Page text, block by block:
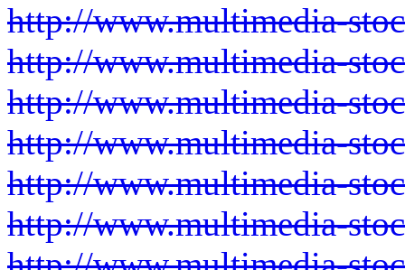
http://www.multimedia-
http://www.multimedia-
http://www.multimedia-
http://www.multimedia-
http://www.multimedia-
http://www.multimedia-